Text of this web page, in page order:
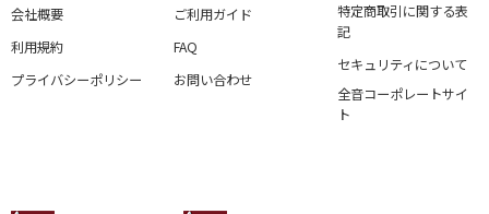
会社概要
利用規約
プライバシーポリシー
ご利用ガイド
FAQ
お問い合わせ
特定商取引に関する表
記
セキュリティについて
全音コーポレートサイ
ト